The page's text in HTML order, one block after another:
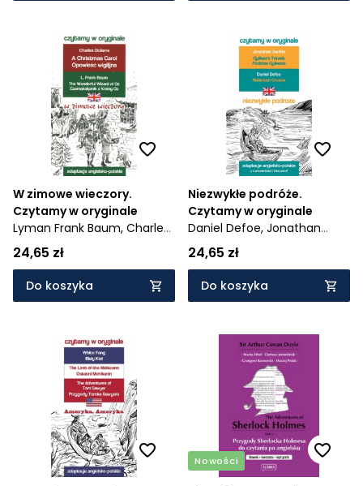
W zimowe wieczory.
Czytamy w oryginale
Lyman Frank Baum, Charles
Dickens
24,65 zł
Do koszyka
Niezwykłe podróże.
Czytamy w oryginale
Daniel Defoe, Jonathan
Swift
24,65 zł
Do koszyka
Nowości